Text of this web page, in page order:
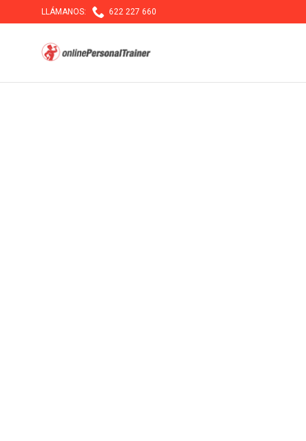
LLÁMANOS:  622 227 660